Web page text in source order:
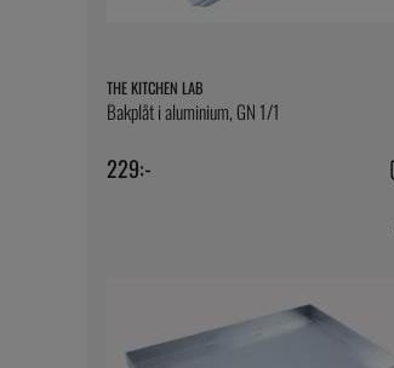
THE KITCHEN LAB
Bakplåt i aluminium, GN 1/1
229:-